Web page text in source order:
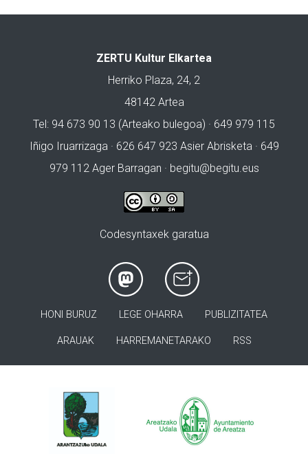
ZERTU Kultur Elkartea
Herriko Plaza, 24, 2
48142 Artea
Tel: 94 673 90 13 (Arteako bulegoa) · 649 979 115
Iñigo Iruarrizaga · 626 647 923 Asier Abrisketa · 649
979 112 Ager Barragan · begitu@begitu.eus
Codesyntaxek garatua
HONI BURUZ LEGE OHARRA PUBLIZITATEA
ARAUAK HARREMANETARAKO RSS